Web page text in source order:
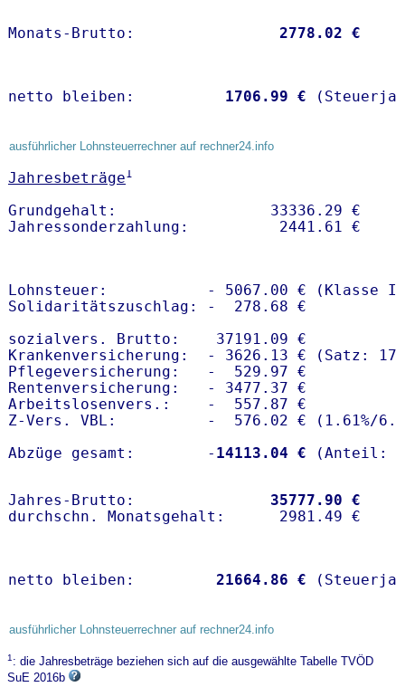
Monats-Brutto: 2778.02 €
netto bleiben: 1706.99 €
ausführlicher Lohnsteuerrechner auf rechner24.info
Jahresbeträge1
Grundgehalt:                 33336.29 €
Lohnsteuer:           - 5067.00 € (Klasse I)
Solidaritätszuschlag: -  278.68 €
sozialvers. Brutto:    37191.09 €
Krankenversicherung:  - 3626.13 € (Satz:
Pflegeversicherung:   -  529.97 €
Rentenversicherung:   - 3477.37 €
Arbeitslosenvers.:    -  557.87 €
Z-Vers. VBL:          -  576.02 € ( 1.61%/
Abzüge gesamt:        - 14113.04 €
Jahres-Brutto: 35777.90 €
netto bleiben: 21664.86 €
ausführlicher Lohnsteuerrechner auf rechner24.info
1: die Jahresbeträge beziehen sich auf die ausgewählte Tabelle TVÖD
SuE 2016b